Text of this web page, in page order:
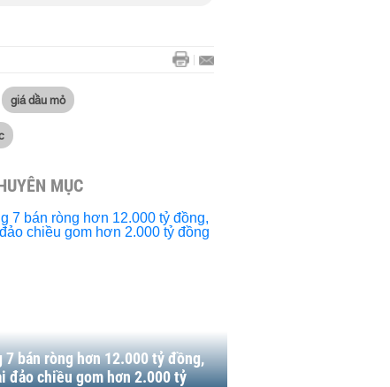
giá dầu mỏ
MỤC
7 bán ròng hơn 12.000 tỷ đồng,
đảo chiều gom hơn 2.000 tỷ